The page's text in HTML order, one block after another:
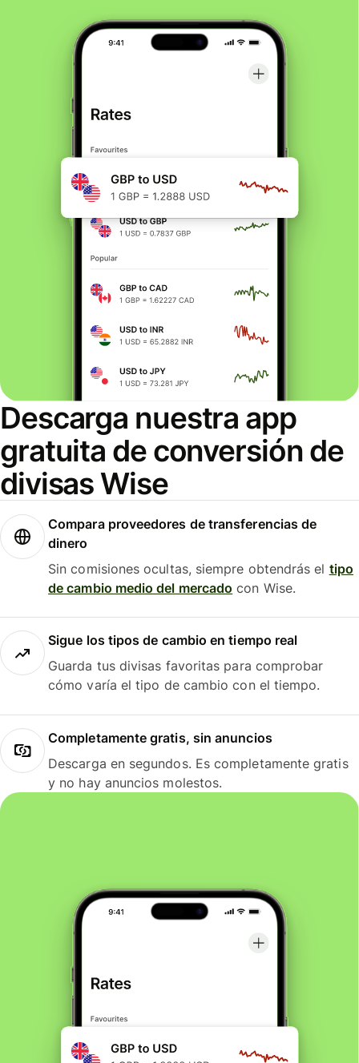
Descarga nuestra app
gratuita de conversión de
divisas Wise
Compara proveedores de transferencias de
dinero
Sin comisiones ocultas, siempre obtendrás el tipo
de cambio medio del mercado con Wise.
Sigue los tipos de cambio en tiempo real
Guarda tus divisas favoritas para comprobar
cómo varía el tipo de cambio con el tiempo.
Completamente gratis, sin anuncios
Descarga en segundos. Es completamente gratis
y no hay anuncios molestos.